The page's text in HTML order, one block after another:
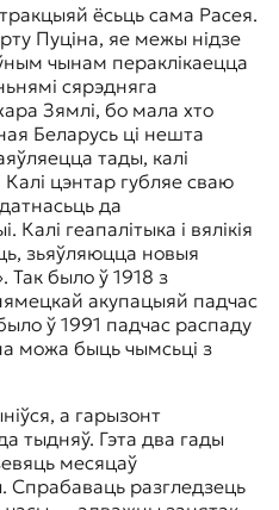
ёсьць сама Расея.
Пуціна, яе межы нідзе
чынам пераклікаецца
сярэдняга
Зямлі, бо мала хто
Беларусь ці нешта
тады, калі
цэнтар губляе сваю
да
геапалітыка і вялікія
зьяўляюцца новыя
Так было ў 1918 з
акупацыяй падчас
ў 1991 падчас распаду
можа быць чымсьці з
а гарызонт
тыдняў. Гэта два гады
месяцаў
Спрабаваць разгледзець